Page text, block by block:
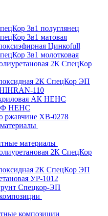
3в1 полуглянец
3в1 матовая
Цинкоfull
3в1 молотковая
2К СпецКор
2К СпецКор ЭП
110
АК НЕНС
НЕНС
ржавчине ХВ-0278
материалы
2К СпецКор
2К СпецКор ЭП
УР-1012
Спецкор-ЭП
композиции